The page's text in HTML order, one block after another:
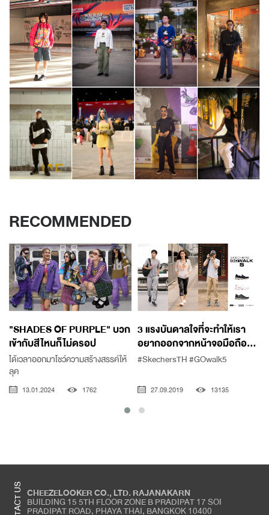
RECOMMENDED
"SHADES OF PURPLE" บวก
เข้ากับสีไหนก็ไม่ดรอป
ได้เวลาออกมาโชว์ความสร้างสรรค์ให้
ลุค
13.01.2024 1762
3 แรงบันดาลใจที่จะทำให้เรา
อยากออกจากหน้าจอมือถือ...
#SkechersTH #GOwalk5
27.09.2019 13135
CHEEZELOOKER CO., LTD. RAJANAKARN
BUILDING 15 5TH FLOOR ZONE B PRADIPAT 17 SOI
PRADIPAT ROAD, PHAYA THAI, BANGKOK 10400